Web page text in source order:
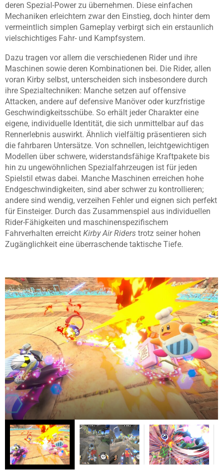
deren Spezial-Power zu übernehmen. Diese einfachen
Mechaniken erleichtern zwar den Einstieg, doch hinter dem
vermeintlich simplen Gameplay verbirgt sich ein erstaunlich
vielschichtiges Fahr- und Kampfsystem.
Dazu tragen vor allem die verschiedenen Rider und ihre
Maschinen sowie deren Kombinationen bei. Die Rider, allen
voran Kirby selbst, unterscheiden sich insbesondere durch
ihre Spezialtechniken: Manche setzen auf offensive
Attacken, andere auf defensive Manöver oder kurzfristige
Geschwindigkeitsschübe. So erhält jeder Charakter eine
eigene, individuelle Identität, die sich unmittelbar auf das
Rennerlebnis auswirkt. Ähnlich vielfältig präsentieren sich
die fahrbaren Untersätze. Von schnellen, leichtgewichtigen
Modellen über schwere, widerstandsfähige Kraftpakete bis
hin zu ungewöhnlichen Spezialfahrzeugen ist für jeden
Spielstil etwas dabei. Manche Maschinen erreichen hohe
Endgeschwindigkeiten, sind aber schwer zu kontrollieren;
andere sind wendig, verzeihen Fehler und eignen sich perfekt
für Einsteiger. Durch das Zusammenspiel aus individuellen
Rider-Fähigkeiten und maschinenspezifischem
Fahrverhalten erreicht Kirby Air Riders trotz seiner hohen
Zugänglichkeit eine überraschende taktische Tiefe.